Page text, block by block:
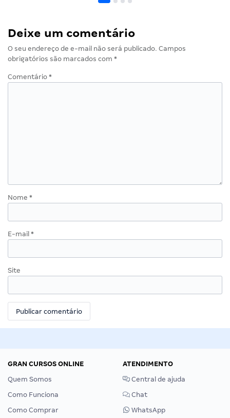
Deixe um comentário
O seu endereço de e-mail não será publicado. Campos
obrigatórios são marcados com *
Comentário *
Nome *
E-mail *
Site
GRAN CURSOS ONLINE
Quem Somos
Como Funciona
Como Comprar
ATENDIMENTO
Central de ajuda
Chat
WhatsApp